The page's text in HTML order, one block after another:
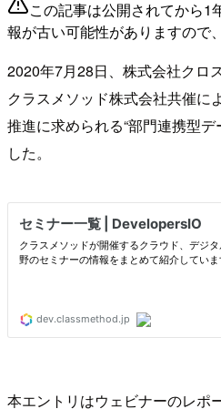
この記事は公開されてから1
報が古い可能性がありますので
2020年7月28日、株式会社クロ
クラスメソッド株式会社共催に
推進に求められる“部門連携型
した。
本エントリはウェビナーのレポ